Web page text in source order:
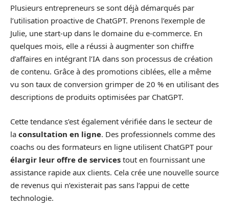
Plusieurs entrepreneurs se sont déjà démarqués par
l’utilisation proactive de ChatGPT. Prenons l’exemple de
Julie, une start-up dans le domaine du e-commerce. En
quelques mois, elle a réussi à augmenter son chiffre
d’affaires en intégrant l’IA dans son processus de création
de contenu. Grâce à des promotions ciblées, elle a même
vu son taux de conversion grimper de 20 % en utilisant des
descriptions de produits optimisées par ChatGPT.
Cette tendance s’est également vérifiée dans le secteur de
la consultation en ligne. Des professionnels comme des
coachs ou des formateurs en ligne utilisent ChatGPT pour
élargir leur offre de services tout en fournissant une
assistance rapide aux clients. Cela crée une nouvelle source
de revenus qui n’existerait pas sans l’appui de cette
technologie.